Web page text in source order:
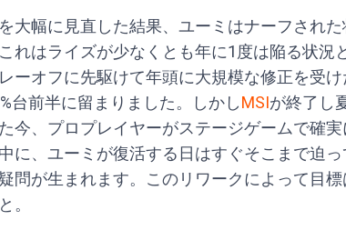
大幅に見直した結果、ユーミはナーフされた
れはライズが少なくとも年に1度は陥る状況
ーオフに先駆けて年頭に大規模な修正を受
台前半に留まりました。しかしMSIが終了し
今、プロプレイヤーがステージゲームで確
に、ユーミが復活する日はすぐそこまで迫っ
問が生まれます。このリワークによって目
。